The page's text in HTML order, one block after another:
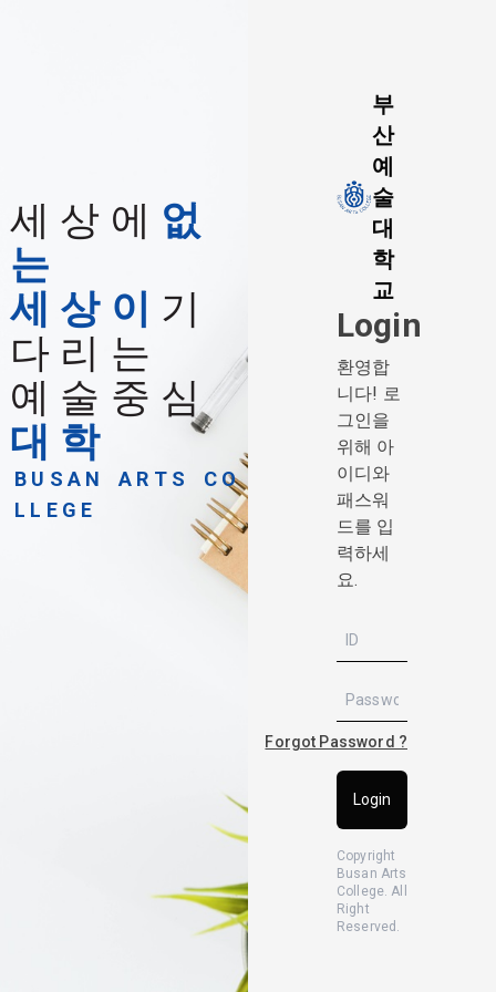
세 상 에 없
는
세 상 이 기
다 리 는
예 술 중 심
대 학
B U S A N A R T S C O
L L E G E
부
산
예
술
대
학
교
Login
환영합
니다! 로
그인을
위해 아
이디와
패스워
드를 입
력하세
요.
Forgot Password ?
Login
Copyright
Busan Arts
College. All
Right
Reserved.